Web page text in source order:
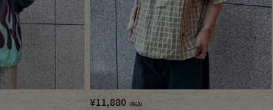
¥11,880 （税込）